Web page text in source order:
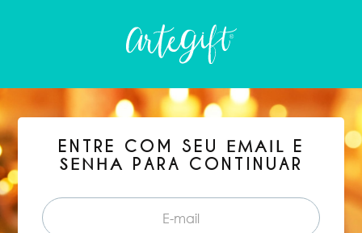
ENTRE COM SEU EMAIL E
SENHA PARA CONTINUAR